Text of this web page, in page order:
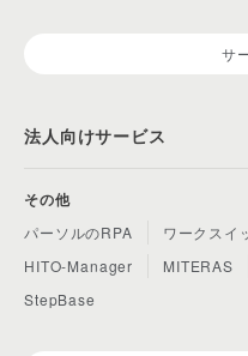
サ
法人向けサービス
その他
パーソルのRPA
ワークスイ
HITO-Manager
MITERAS
StepBase